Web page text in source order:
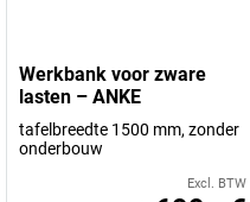
Werkbank voor zware
lasten – ANKE
tafelbreedte 1500 mm, zonder
onderbouw
Excl. BTW